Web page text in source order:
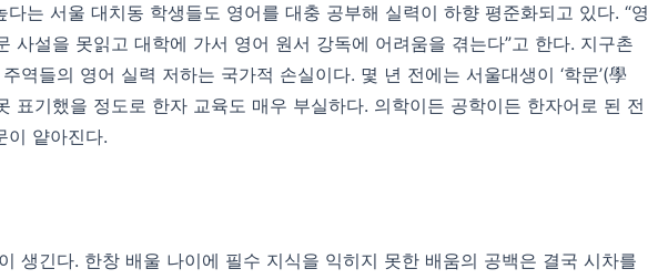
는 서울 대치동 학생들도 영어를 대충 공부해 실력이 하향 평준화되고 있다. “영
사설을 못읽고 대학에 가서 영어 원서 강독에 어려움을 겪는다”고 한다. 지구촌
역들의 영어 실력 저하는 국가적 손실이다. 몇 년 전에는 서울대생이 ‘학문’(學
표기했을 정도로 한자 교육도 매우 부실하다. 의학이든 공학이든 한자어로 된 전
이 얕아진다.
생긴다. 한창 배울 나이에 필수 지식을 익히지 못한 배움의 공백은 결국 시차를